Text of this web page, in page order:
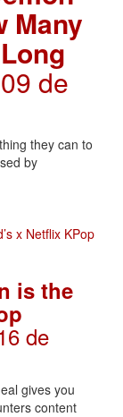
Many
de
they can to
by
is the
de
gives you
content